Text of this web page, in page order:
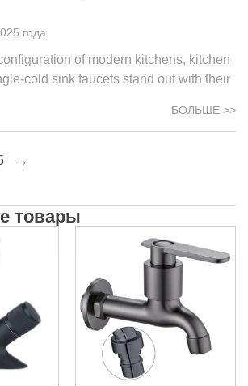
года
of modern kitchens, kitchen
cold sink faucets stand out with their
БОЛЬШЕ >>
→
товары